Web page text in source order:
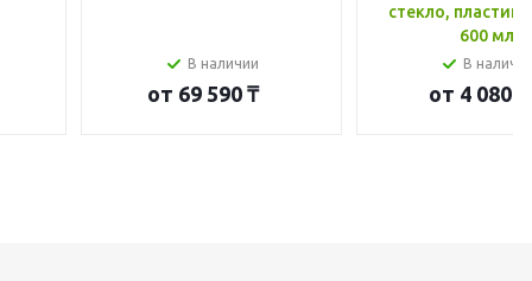
В наличии
от 69 590 ₸
стекло, пластик
600 мл
В
от 4 080 ₸